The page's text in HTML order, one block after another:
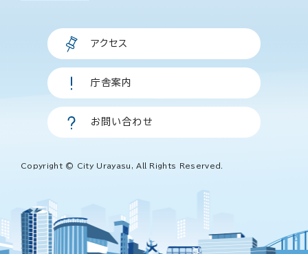
アクセス
庁舎案内
お問い合わせ
Copyright © City Urayasu, All Rights Reserved.